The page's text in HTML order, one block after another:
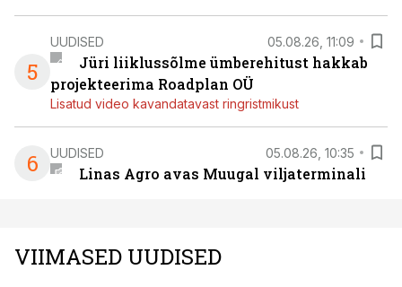
5
UUDISED 05.08.26, 11:09
Jüri liiklussõlme ümberehitust hakkab
projekteerima Roadplan OÜ
Lisatud video kavandatavast ringristmikust
6 UUDISED 05.08.26, 10:35
Linas Agro avas Muugal viljaterminali
VIIMASED UUDISED